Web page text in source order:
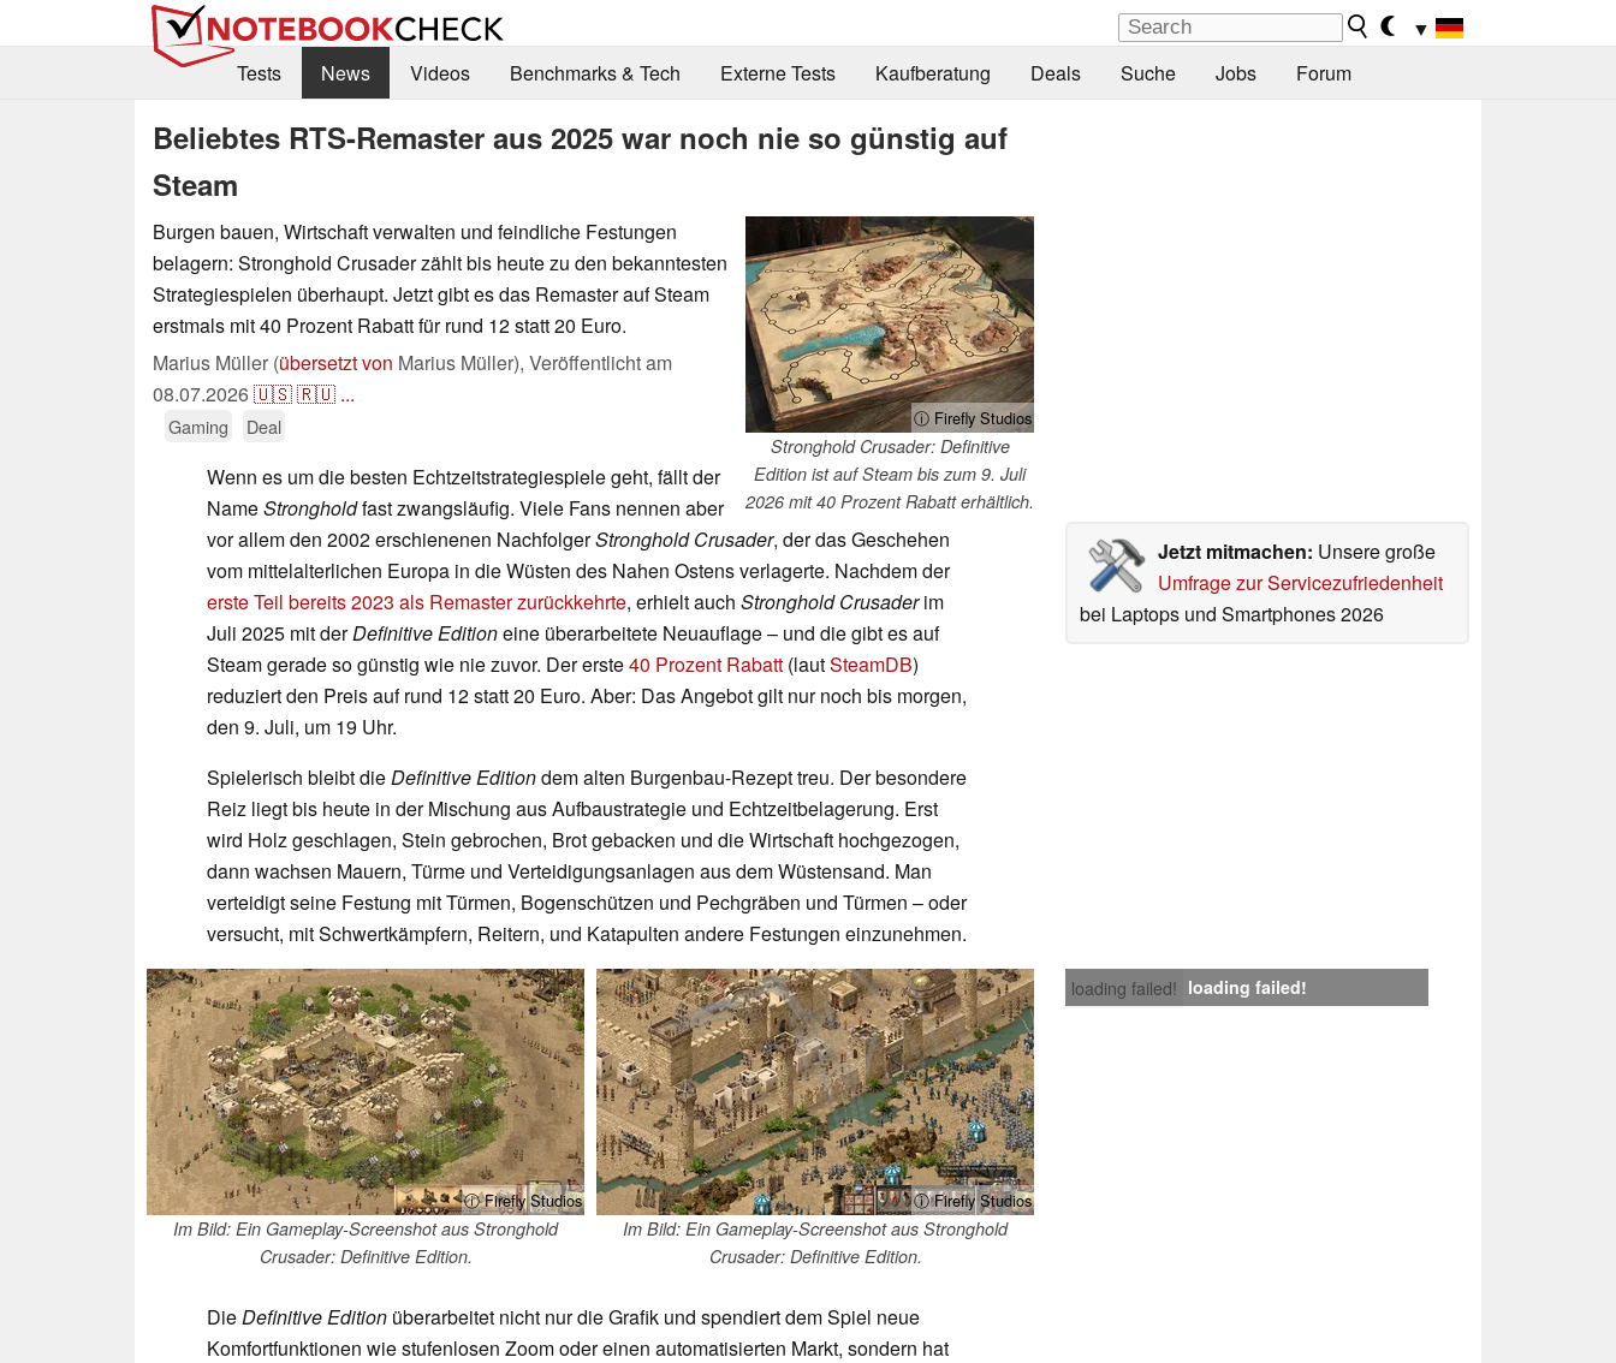
▼
Tests
News Videos Benchmarks & Tech Externe Tests Kaufberatung Deals Suche Jobs Forum
Beliebtes RTS-Remaster aus 2025 war noch nie so günstig auf
Steam
ⓘ Firefly Studios
Stronghold Crusader: Definitive
Edition ist auf Steam bis zum 9. Juli
2026 mit 40 Prozent Rabatt erhältlich.
Burgen bauen, Wirtschaft verwalten und feindliche Festungen
belagern: Stronghold Crusader zählt bis heute zu den bekanntesten
Strategiespielen überhaupt. Jetzt gibt es das Remaster auf Steam
erstmals mit 40 Prozent Rabatt für rund 12 statt 20 Euro.
Marius Müller (übersetzt von Marius Müller), Veröffentlicht am
08.07.2026🇺🇸🇷🇺 ...
Gaming Deal
Jetzt mitmachen: Unsere große
Umfrage zur Servicezufriedenheit
bei Laptops und Smartphones 2026
Wenn es um die besten Echtzeitstrategiespiele geht, fällt der
NameStrongholdfast zwangsläufig. Viele Fans nennen aber
vor allem den 2002 erschienenen NachfolgerStronghold Crusader, der das Geschehen
vom mittelalterlichen Europa in die Wüsten des Nahen Ostens verlagerte. Nachdem der
erste Teil bereits 2023 als Remaster zurückkehrte, erhielt auch Stronghold Crusaderim
Juli 2025 mit derDefinitive Editioneine überarbeitete Neuauflage – und die gibt es auf
Steam gerade so günstig wie nie zuvor. Der erste40 Prozent Rabatt (lautSteamDB)
reduziert den Preis auf rund 12 statt 20 Euro. Aber: Das Angebot gilt nur noch bis morgen,
den 9. Juli, um 19 Uhr.
Spielerisch bleibt dieDefinitive Editiondem alten Burgenbau-Rezept treu. Der besondere
Reiz liegt bis heute in der Mischung aus Aufbaustrategie und Echtzeitbelagerung. Erst
wird Holz geschlagen, Stein gebrochen, Brot gebacken und die Wirtschaft hochgezogen,
dann wachsen Mauern, Türme und Verteidigungsanlagen aus dem Wüstensand. Man
verteidigt seine Festung mit Türmen, Bogenschützen und Pechgräben und Türmen – oder
versucht, mit Schwertkämpfern, Reitern, und Katapulten andere Festungen einzunehmen.
loading failed! loading failed!
ⓘ Firefly Studios
Im Bild: Ein Gameplay-Screenshot aus Stronghold
Crusader: Definitive Edition.
ⓘ Firefly Studios
Im Bild: Ein Gameplay-Screenshot aus Stronghold
Crusader: Definitive Edition.
DieDefinitive Edition überarbeitet nicht nur die Grafik und spendiert dem Spiel neue
Komfortfunktionen wie stufenlosen Zoom oder einen automatisierten Markt, sondern hat